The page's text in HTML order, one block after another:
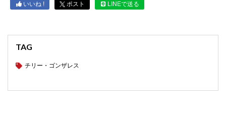
いいね ! ポスト LINEで送る
TAG
チリー・ゴンザレス